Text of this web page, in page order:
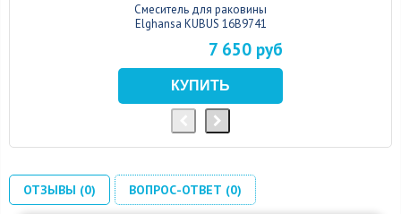
Смеситель для раковины
Elghansa KUBUS 16B9741
7 650 руб
ОТЗЫВЫ (0) ВОПРОС-ОТВЕТ (0)